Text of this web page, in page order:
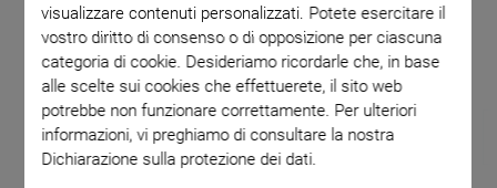
visualizzare contenuti personalizzati. Potete esercitare il
vostro diritto di consenso o di opposizione per ciascuna
categoria di cookie. Desideriamo ricordarle che, in base
alle scelte sui cookies che effettuerete, il sito web
potrebbe non funzionare correttamente. Per ulteriori
informazioni, vi preghiamo di consultare la nostra
Dichiarazione sulla protezione dei dati.